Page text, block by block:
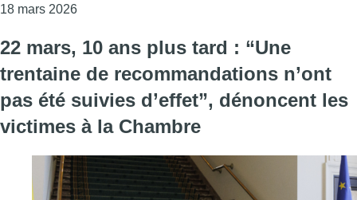
18 mars 2026Consulter l'article "“Une vérité judiciaire a été
22 mars, 10 ans plus tard : “Une
trentaine de recommandations n’ont
pas été suivies d’effet”, dénoncent les
victimes à la Chambre